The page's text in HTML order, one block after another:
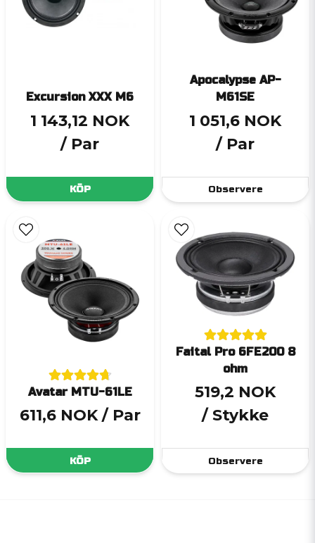
Excursion XXX M6
1 143,12 NOK
/ Par
KÖP
Apocalypse AP-
M61SE
1 051,6 NOK
/ Par
Observere
Avatar MTU-61LE
611,6 NOK / Par
KÖP
Faital Pro 6FE200 8
ohm
519,2 NOK
/ Stykke
Observere